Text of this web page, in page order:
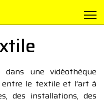
dans une vidéothèque
le textile et l’art à
des installations, des